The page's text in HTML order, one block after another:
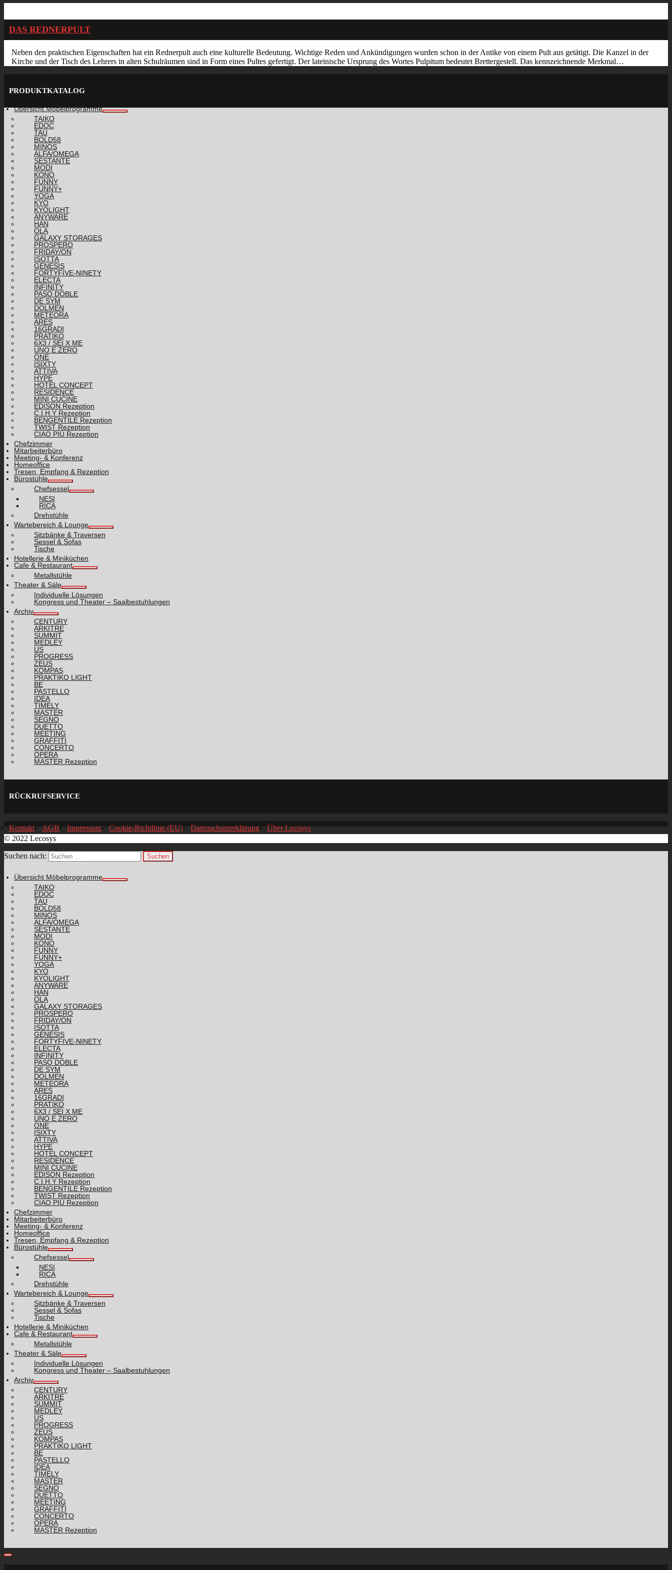
DAS REDNERPULT
Neben den praktischen Eigenschaften hat ein Rednerpult auch eine kulturelle Bedeutung. Wichtige Reden und Ankündigungen wurden schon in der Antike von einem Pult aus getätigt. Die Kanzel in der
Kirche und der Tisch des Lehrers in alten Schulräumen sind in Form eines Pultes gefertigt. Der lateinische Ursprung des Wortes Pulpitum bedeutet Brettergestell. Das kennzeichnende Merkmal…
PRODUKTKATALOG
Übersicht Möbelprogramme
TAIKO
EDOC
TAU
BOLD58
MINOS
ALFA/OMEGA
SESTANTE
MODI
KONO
FUNNY
FUNNY+
YOGA
KYO
KYOLIGHT
ANYWARE
HAN
OLA
GALAXY STORAGES
PROSPERO
FRIDAY/ON
ISOTTA
GENESIS
FORTYFIVE-NINETY
ELECTA
INFINITY
PASO DOBLE
DE SYM
DOLMEN
METEORA
ARES
16GRADI
PRATIKO
6X3 / SEI X ME
UNO E ZERO
ONE
ISIXTY
ATTIVA
HYPE
HOTEL CONCEPT
RESIDENCE
MINI CUCINE
EDISON Rezeption
C.I.H.Y Rezeption
BENGENTILE Rezeption
TWIST Rezeption
CIAO PIÙ Rezeption
Chefzimmer
Mitarbeiterbüro
Meeting- & Konferenz
Homeoffice
Tresen, Empfang & Rezeption
Bürostühle
Chefsessel
NESI
RICA
Drehstühle
Wartebereich & Lounge
Sitzbänke & Traversen
Sessel & Sofas
Tische
Hotellerie & Miniküchen
Cafe & Restaurant
Metallstühle
Theater & Säle
Individuelle Lösungen
Kongress und Theater – Saalbestuhlungen
Archiv
CENTURY
ARKITRE
SUMMIT
MEDLEY
US
PROGRESS
ZEUS
KOMPAS
PRAKTIKO LIGHT
BE
PASTELLO
IDEA
TIMELY
MASTER
SEGNO
DUETTO
MEETING
GRAFFITI
CONCERTO
OPERA
MASTER Rezeption
RÜCKRUFSERVICE
Kontakt AGB Impressum Cookie-Richtlinie (EU) Datenschutzerklärung
Über Lecosys
© 2022 Lecosys
Suchen nach:
Übersicht Möbelprogramme
TAIKO
EDOC
TAU
BOLD58
MINOS
ALFA/OMEGA
SESTANTE
MODI
KONO
FUNNY
FUNNY+
YOGA
KYO
KYOLIGHT
ANYWARE
HAN
OLA
GALAXY STORAGES
PROSPERO
FRIDAY/ON
ISOTTA
GENESIS
FORTYFIVE-NINETY
ELECTA
INFINITY
PASO DOBLE
DE SYM
DOLMEN
METEORA
ARES
16GRADI
PRATIKO
6X3 / SEI X ME
UNO E ZERO
ONE
ISIXTY
ATTIVA
HYPE
HOTEL CONCEPT
RESIDENCE
MINI CUCINE
EDISON Rezeption
C.I.H.Y Rezeption
BENGENTILE Rezeption
TWIST Rezeption
CIAO PIÙ Rezeption
Chefzimmer
Mitarbeiterbüro
Meeting- & Konferenz
Homeoffice
Tresen, Empfang & Rezeption
Bürostühle
Chefsessel
NESI
RICA
Drehstühle
Wartebereich & Lounge
Sitzbänke & Traversen
Sessel & Sofas
Tische
Hotellerie & Miniküchen
Cafe & Restaurant
Metallstühle
Theater & Säle
Individuelle Lösungen
Kongress und Theater – Saalbestuhlungen
Archiv
CENTURY
ARKITRE
SUMMIT
MEDLEY
US
PROGRESS
ZEUS
KOMPAS
PRAKTIKO LIGHT
BE
PASTELLO
IDEA
TIMELY
MASTER
SEGNO
DUETTO
MEETING
GRAFFITI
CONCERTO
OPERA
MASTER Rezeption